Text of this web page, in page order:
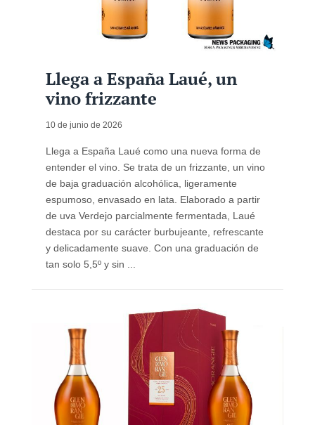
Llega a España Laué, un
vino frizzante
10 de junio de 2026
Llega a España Laué como una nueva forma de
entender el vino. Se trata de un frizzante, un vino
de baja graduación alcohólica, ligeramente
espumoso, envasado en lata. Elaborado a partir
de uva Verdejo parcialmente fermentada, Laué
destaca por su carácter burbujeante, refrescante
y delicadamente suave. Con una graduación de
tan solo 5,5º y sin ...